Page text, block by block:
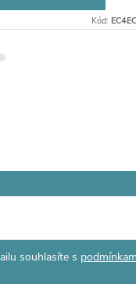
Kód:
souhlasíte s